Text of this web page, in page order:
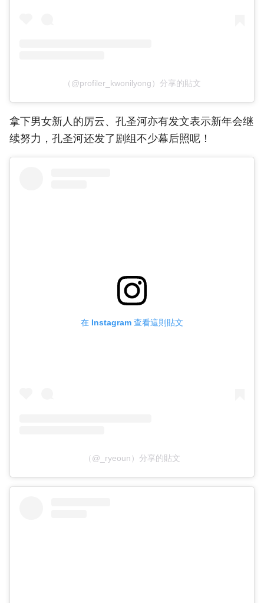
（@profiler_kwonilyong）分享的貼文
拿下男女新人的厉云、孔圣河亦有发文表示新年会继
续努力，孔圣河还发了剧组不少幕后照呢！
在 Instagram 查看這則貼文
（@_ryeoun）分享的貼文